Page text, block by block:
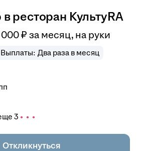
ресторан КультуRA
000₽ за месяц, на руки
Выплаты: Два раза в месяц
3
Откликнуться